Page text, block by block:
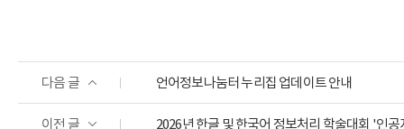
다음 글 언어정보나눔터 누리집 업데이트 안내
이전 글 2026년 한글 및 한국어 정보처리 학술대회 '인